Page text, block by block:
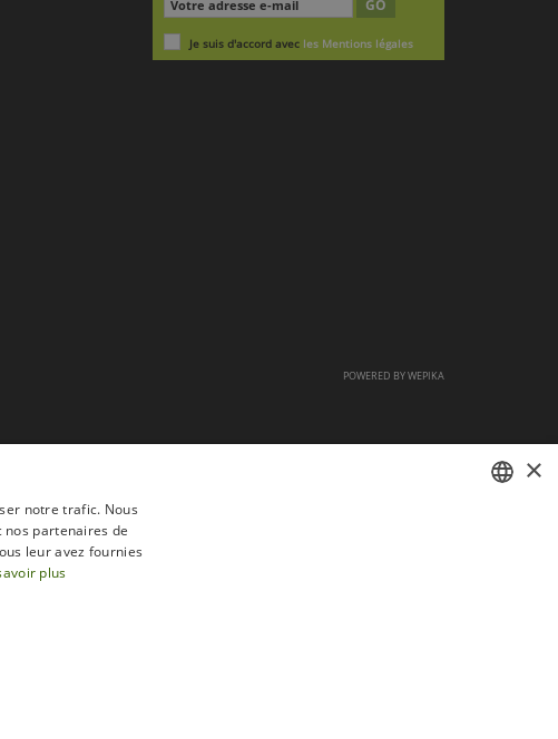
GO
Je suis d'accord avec les Mentions légales
de rétractation
POWERED BYWEPIKA
×
notre trafic. Nous
partenaires de
leur avez fournies
plus